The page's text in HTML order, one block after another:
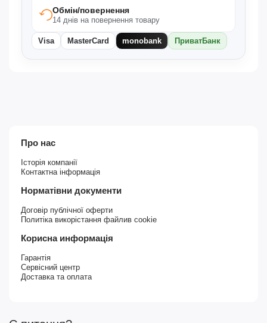
Обмін/повернення
14 днів на повернення товару
Visa MasterCard monobank ПриватБанк
Про нас
Історія компанії
Контактна інформація
Норматівни документи
Договір публічної оферти
Политіка викорістання файлив cookie
Корисна информація
Гарантія
Сервісний центр
Доставка та оплата